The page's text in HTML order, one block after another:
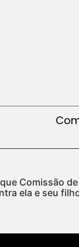
Comissão
ela e seu